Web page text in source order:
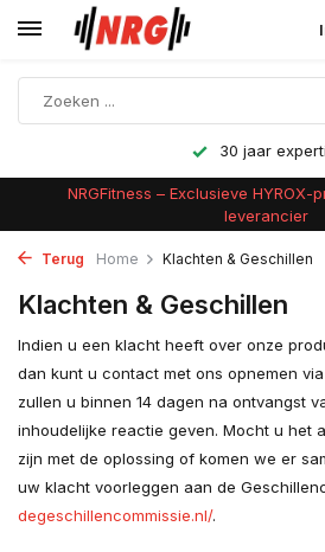
30 jaar
NRGFitness – Exclusieve HYROX-
leverancier
Terug Home Klachten & Geschillen
Klachten & Geschillen
Indien u een klacht heeft over onze
dan kunt u contact met ons opnemen
zullen u binnen 14 dagen na ontvangst
inhoudelijke reactie geven. Mocht u het
zijn met de oplossing of komen we er
uw klacht voorleggen aan de
degeschillencommissie.nl/.